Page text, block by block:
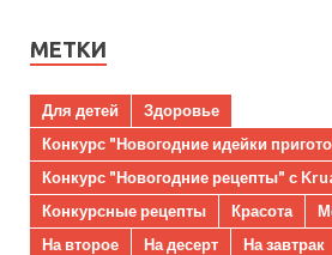
МЕТКИ
Для детей
Здоровье
Конкурс "Новогодние идейки
Конкурс "Новогодние рецепты" с
Конкурсные рецепты
Красота
На второе
На десерт На завтрак